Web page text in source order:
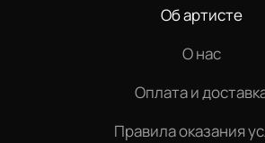
Об артисте
О нас
Оплата и
Правила оказания